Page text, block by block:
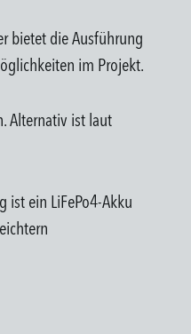
bietet die Ausführung
im Projekt.
Alternativ ist laut
ist ein LiFePo4-Akku